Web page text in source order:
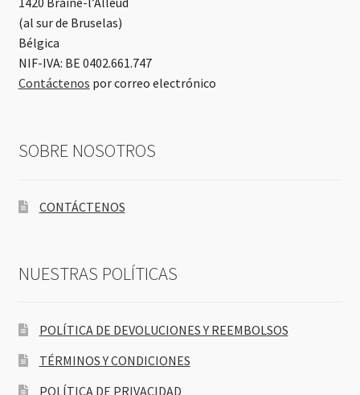
(al sur de Bruselas)
Bélgica
NIF-IVA: BE 0402.661.747
Contáctenos por correo electrónico
SOBRE NOSOTROS
CONTÁCTENOS
NUESTRAS POLÍTICAS
POLÍTICA DE DEVOLUCIONES Y REEMBOLSOS
TÉRMINOS Y CONDICIONES
POLÍTICA DE PRIVACIDAD